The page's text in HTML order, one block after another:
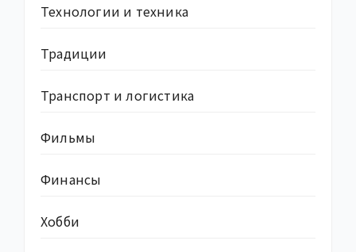
Технологии и техника
Традиции
Транспорт и логистика
Фильмы
Финансы
Хобби